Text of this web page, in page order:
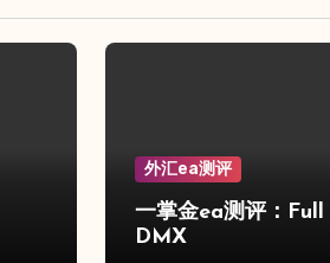
外汇ea测评
一掌金ea测评：
DMX